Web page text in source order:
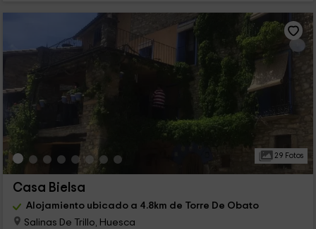
29 Fotos
Casa Bielsa
Alojamiento ubicado a 4.8km de Torre De Obato
Salinas De Trillo, Huesca